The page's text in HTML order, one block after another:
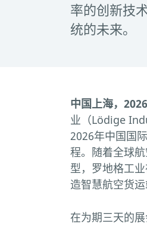
率的创新技
统的未来。
中国上海，
业（Lödige
2026年中国国
程。随着全球
型，罗地格工
造智慧航空货
在为期三天的